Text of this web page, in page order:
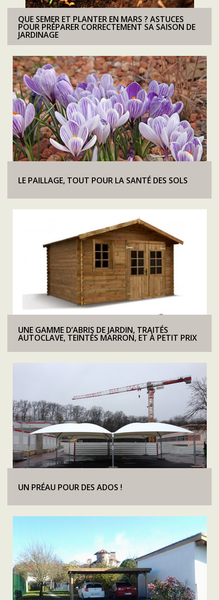
QUE SEMER ET PLANTER EN MARS ? ASTUCES
POUR PRÉPARER CORRECTEMENT SA SAISON DE
JARDINAGE
LE PAILLAGE, TOUT POUR LA SANTÉ DES SOLS
UNE GAMME D’ABRIS DE JARDIN, TRAITÉS
AUTOCLAVE, TEINTÉS MARRON, ET À PETIT PRIX
UN PRÉAU POUR DES ADOS !